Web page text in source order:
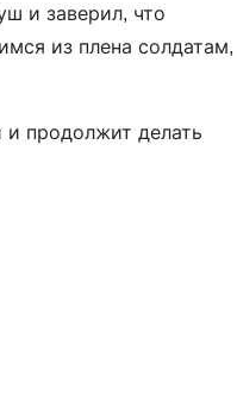
и заверил, что
из плена солдатам,
продолжит делать